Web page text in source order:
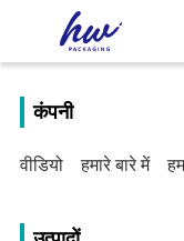
कंपनी
वीडियो हमारे बारे में